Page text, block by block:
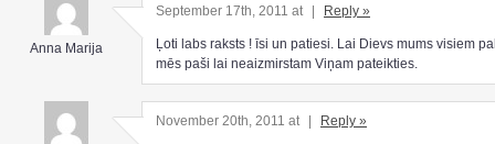
Anna Marija
September 17th, 2011 at | Reply »
Ļoti labs raksts ! īsi un patiesi. Lai Dievs mums visiem
mēs paši lai neaizmirstam Viņam pateikties.
November 20th, 2011 at Reply »